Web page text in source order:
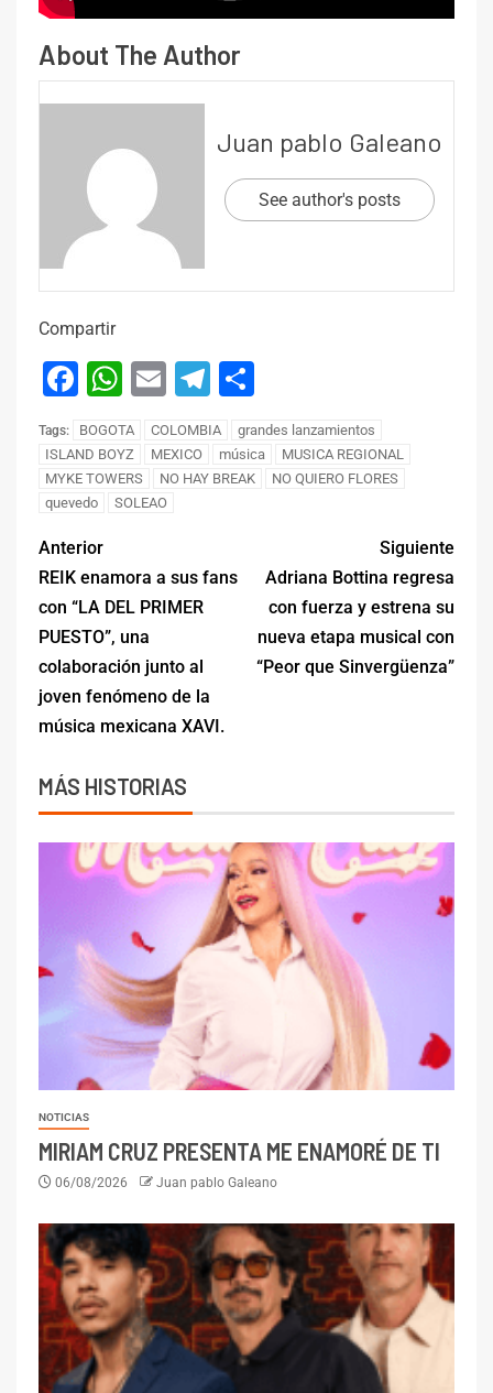
About The Author
Juan pablo Galeano
See author's posts
Compartir
Facebook
WhatsApp
EmailTelegram
Tags: BOGOTA COLOMBIA
grandes lanzamientos
ISLAND BOYZ
MEXICO música
MUSICA REGIONAL
MYKE TOWERS
NO HAY BREAK
NO QUIERO FLORES
quevedo
SOLEAO
Anterior
REIK enamora a sus fans
con “LA DEL PRIMER
PUESTO”, una
colaboración junto al
joven fenómeno de la
música mexicana XAVI.
Siguiente
Adriana Bottina regresa
con fuerza y estrena su
nueva etapa musical con
“Peor que Sinvergüenza”
MÁS HISTORIAS
NOTICIAS
MIRIAM CRUZ PRESENTA ME ENAMORÉ DE TI
06/08/2026 Juan pablo Galeano